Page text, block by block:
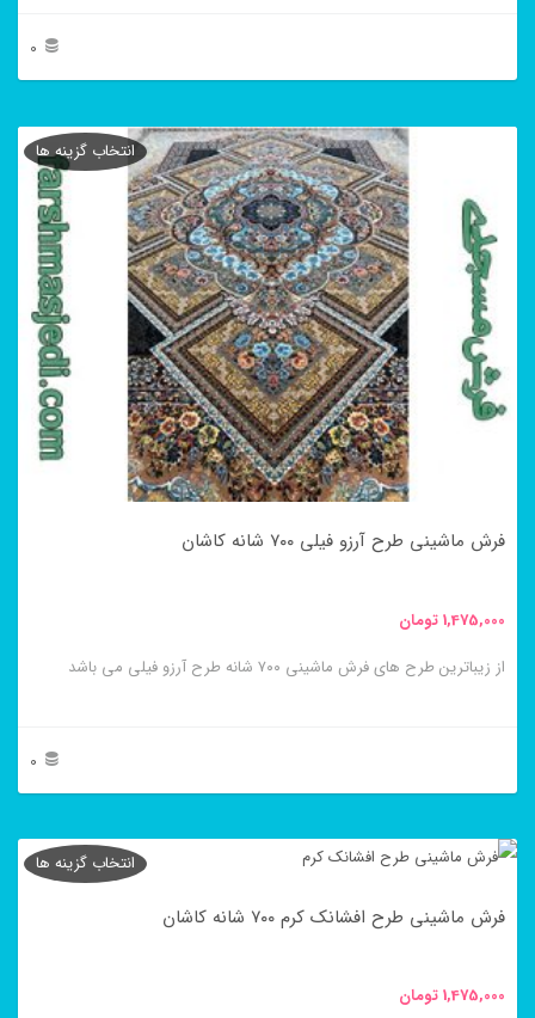
0
محصول
مختلفی
باشد.
گزینه
ها
صفحه
انتخاب
شوند
فرش ماشینی طرح آرزو فیلی ۷۰۰ شانه کاشان
1,475,000تومان
از زیباترین طرح های فرش ماشینی ۷۰۰ شانه طرح آرزو فیلی می باشد
0
انتخاب گزینه ها
محصول
انواع
می
فرش ماشینی طرح افشانک کرم ۷۰۰ شانه کاشان
1,475,000تومان
انتخاب گزینه ها